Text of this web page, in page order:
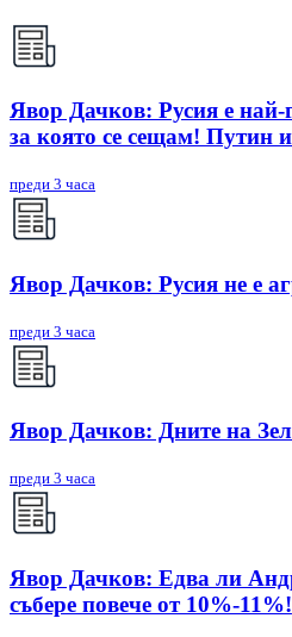
Явор Дачков: Русия е
за която се сещам! Путин
преди 3 часа
Явор Дачков: Русия не е
преди 3 часа
Явор Дачков: Дните на
преди 3 часа
Явор Дачков: Едва ли
събере повече от 10%-11%!